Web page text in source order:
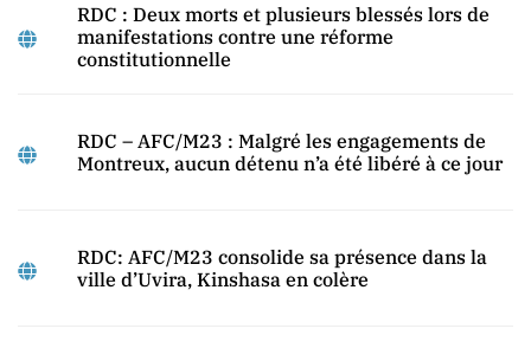
RDC : Deux morts et plusieurs blessés lors de
manifestations contre une réforme
constitutionnelle
RDC – AFC/M23 : Malgré les engagements de
Montreux, aucun détenu n’a été libéré à ce jour
RDC: AFC/M23 consolide sa présence dans la
ville d’Uvira, Kinshasa en colère